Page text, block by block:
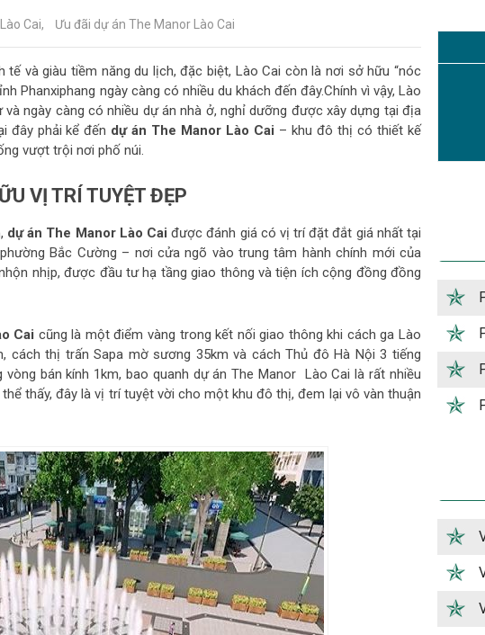
Cai, Ưu đãi dự án The Manor Lào Cai
và giàu tiềm năng du lịch, đặc biệt, Lào Cai còn là nơi sở hữu “nóc
Phanxiphang ngày càng có nhiều du khách đến đây.Chính vì vậy, Lào
ngày càng có nhiều dự án nhà ở, nghỉ dưỡng được xây dựng tại địa
đây phải kể đến dự án The Manor Lào Cai – khu đô thị có thiết kế
vượt trội nơi phố núi.
VỊ TRÍ TUYỆT ĐẸP
dự án The Manor Lào Cai được đánh giá có vị trí đặt đắt giá nhất tại
Bắc Cường – nơi cửa ngõ vào trung tâm hành chính mới của
nhịp, được đầu tư hạ tầng giao thông và tiện ích cộng đồng đồng
Cai cũng là một điểm vàng trong kết nối giao thông khi cách ga Lào
cách thị trấn Sapa mờ sương 35km và cách Thủ đô Hà Nội 3 tiếng
bán kính 1km, bao quanh dự án The Manor Lào Cai là rất nhiều
thấy, đây là vị trí tuyệt vời cho một khu đô thị, đem lại vô vàn thuận